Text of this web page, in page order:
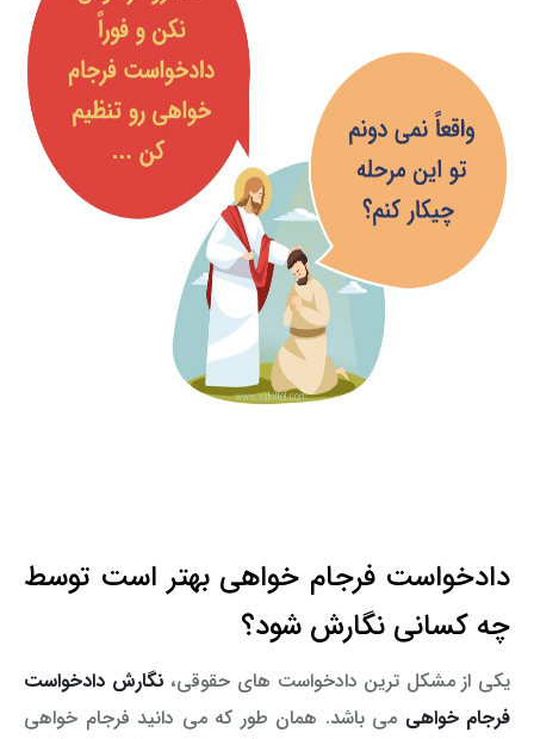
دادخواست فرجام خواهی بهتر است توسط
چه کسانی نگارش شود؟
یکی از مشکل ترین دادخواست های حقوقی، نگارش دادخواست
فرجام خواهی می باشد. همان طور که می دانید فرجام خواهی